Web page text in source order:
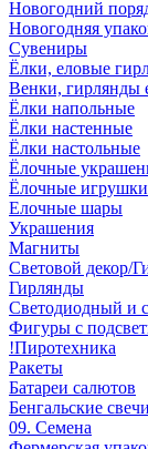
Новогодний
Новогодняя
Сувениры
Ёлки, еловые
Венки, гирлянды
Ёлки напольные
Ёлки настенные
Ёлки настольные
Ёлочные
Ёлочные игрушки
Елочные шары
Украшения
Магниты
Световой декор/
Гирлянды
Светодиодный и
Фигуры с
!Пиротехника
Ракеты
Батареи салютов
Бенгальские
09. Семена